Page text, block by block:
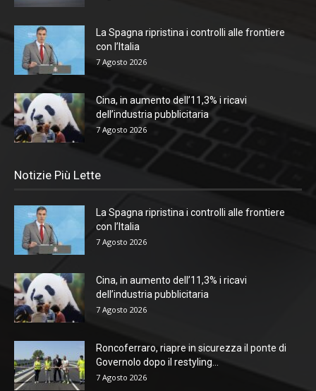
La Spagna ripristina i controlli alle frontiere
con l’Italia
7 Agosto 2026
Cina, in aumento dell’11,3% i ricavi
dell’industria pubblicitaria
7 Agosto 2026
Notizie Più Lette
La Spagna ripristina i controlli alle frontiere
con l’Italia
7 Agosto 2026
Cina, in aumento dell’11,3% i ricavi
dell’industria pubblicitaria
7 Agosto 2026
Roncoferraro, riapre in sicurezza il ponte di
Governolo dopo il restyling...
7 Agosto 2026